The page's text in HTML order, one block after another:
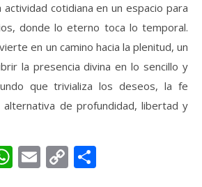
cotidiana en un espacio para
donde lo eterno toca lo temporal.
en un camino hacia la plenitud, un
la presencia divina en lo sencillo y
que trivializa los deseos, la fe
alternativa de profundidad, libertad y
WhatsApp
Email
Copy